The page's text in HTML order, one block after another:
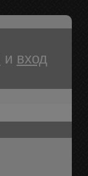
и вход